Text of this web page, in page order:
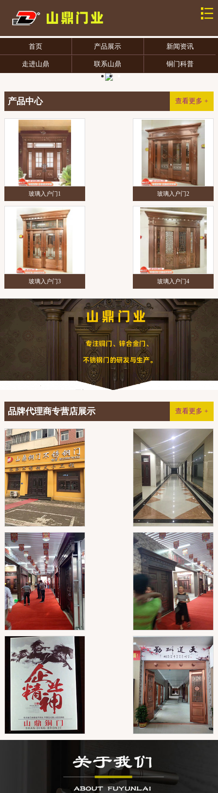
首页 产品展示 新闻资讯
走进山鼎 联系山鼎 铜门科普
查看更多 +
产品中心
玻璃入户门1 玻璃入户门2
玻璃入户门3 玻璃入户门4
查看更多 +
品牌代理商专营店展示